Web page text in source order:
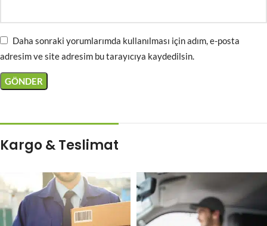
Daha sonraki yorumlarımda kullanılması için adım, e-posta
adresim ve site adresim bu tarayıcıya kaydedilsin.
Kargo & Teslimat